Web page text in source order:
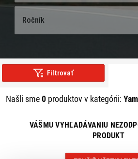
Ročník
Filtrovať
Našli sme0 produktov v kategórii:
VÁŠMU VYHĽADÁVANIU
PRODUKT